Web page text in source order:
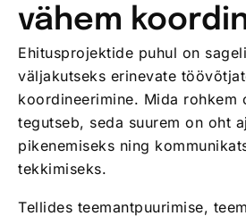
vähem
Ehitusprojektide puhul on
väljakutseks erinevate
koordineerimine. Mida rohkem
tegutseb, seda suurem on oht
pikenemiseks ning
tekkimiseks.
Tellides teemantpuurimise,